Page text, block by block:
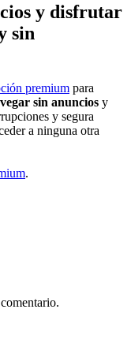
y disfrutar
sin
premium para
sin anuncios y
y segura
a ninguna otra
.